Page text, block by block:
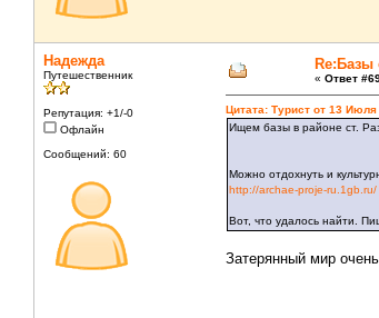
Надежда
Путешественник
Репутация: +1/-0
Офлайн
Сообщений: 60
Re:Базы
« Ответ
Цитата: Турист от 13
Ищем базы в районе ст.
Можно отдохнуть и
http://archae-proje-ru.1gb.ru/
Вот, что удалось найти.
Затерянный мир